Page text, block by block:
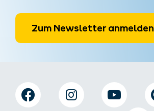
Zum Newsletter anmelden